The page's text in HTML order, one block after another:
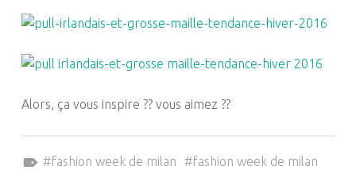
Alors, ça vous inspire ?? vous aimez ??
fashion week de milan
fashion week de milan